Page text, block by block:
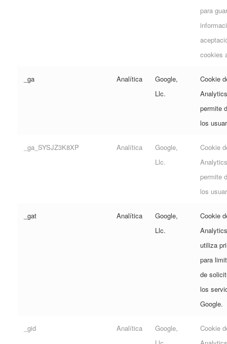
para
cookies
_ga Analítica
Google,
Llc.
Cookie
permite
los
_ga_SYSJZ3K8XP Analítica
Google,
Llc.
Cookie
permite
los
_gat Analítica
Google,
Llc.
Cookie
utiliza
para
de
los
Google.
_gid Analítica
Google,
Cookie